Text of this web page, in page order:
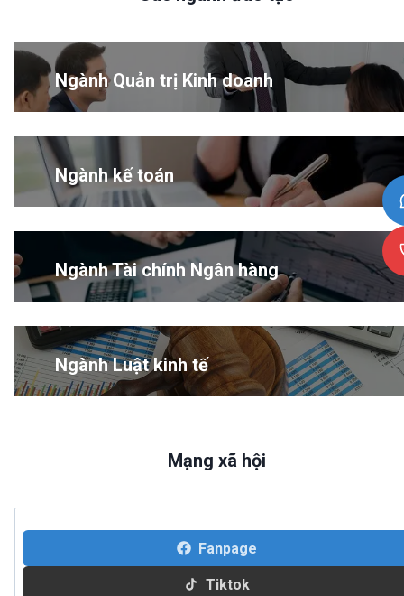
Ngành Quản trị Kinh doanh
Ngành kế toán
Ngành Tài chính Ngân hàng
Ngành Luật kinh tế
Mạng xã hội
Fanpage
Tiktok